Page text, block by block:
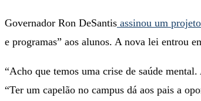
Governador Ron DeSantis assinou um
e programas” aos alunos. A nova lei entrou
“Acho que temos uma crise de saúde
“Ter um capelão no campus dá aos pais a